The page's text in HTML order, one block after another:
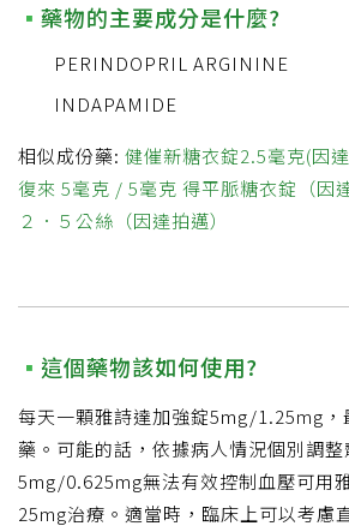
藥物的主要成分是什麼?
PERINDOPRIL ARGININE
INDAPAMIDE
相似成份藥: 健催新糖衣錠2.5毫克(因
復來 5毫克 / 5毫克 得平脈糖衣錠（因
２．５公絲（因達拍邁）
這個藥物該如何使用?
每天一顆雅詩達加強錠5mg/1.25mg，
藥。可能的話，依據病人情況個別調
5mg/0.625mg無法有效控制血壓可用
25mg治療。適當時，臨床上可以考慮